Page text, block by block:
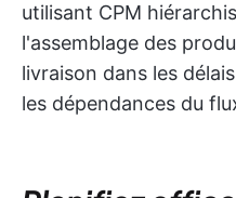
utilisant CPM
l'assemblage des
livraison dans les
les dépendances du